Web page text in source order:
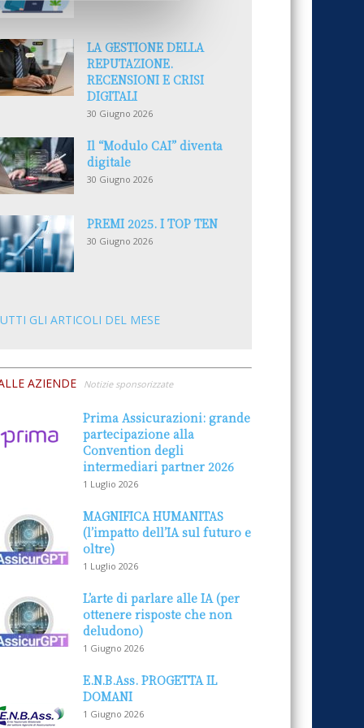
LA GESTIONE DELLA
REPUTAZIONE.
RECENSIONI E CRISI
DIGITALI
30 Giugno 2026
Il “Modulo CAI” diventa
digitale
30 Giugno 2026
PREMI 2025. I TOP TEN
30 Giugno 2026
GLI ARTICOLI DEL MESE
AZIENDE Notizie sponsorizzate
Prima Assicurazioni: grande
partecipazione alla
Convention degli
intermediari partner 2026
1 Luglio 2026
MAGNIFICA HUMANITAS
(l’impatto dell’IA sul futuro e
oltre)
1 Luglio 2026
L’arte di parlare alle IA (per
ottenere risposte che non
deludono)
1 Giugno 2026
E.N.B.Ass. PROGETTA IL
DOMANI
1 Giugno 2026